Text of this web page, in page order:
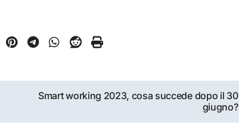
Smart working 2023, cosa succede dopo il 30
giugno?